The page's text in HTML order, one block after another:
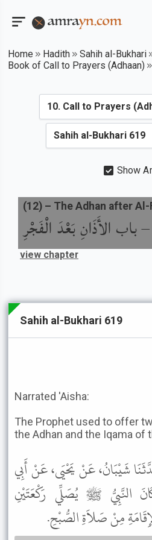
Home Hadith
Sahih al-Bukhari
Book of Call to Prayers (Adhaan)
Show
)باب الأَذَانِ بَعْدَ الْفَجْرِ
(12) – The Adhan after Al-
view chapter
Sahih al-Bukhari 619
Narrated 'Aisha:
The Prophet used to offer
the Adhan and the Iqama of
شَيْبَانُ، عَنْ يَحْيَى، عَنْ أَبِي
النَّبِيُّ ﷺ يُصَلِّي رَكْعَتَيْنِ
مِنْ صَلاَةِ الصُّبْحِ.